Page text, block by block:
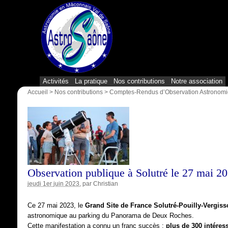
Activités La pratique Nos contributions Notre association
Accueil > Nos contributions >Comptes-Rendus d’Observation
Observation publique à Solutré le 27 mai
jeudi 1er juin 2023 , parChristian
Ce 27 mai 2023, leGrand Site de France Solutré-Pouilly-
astronomique au parking du Panorama de Deux Roches.
Cette manifestation a connu un franc succès :plus de 300